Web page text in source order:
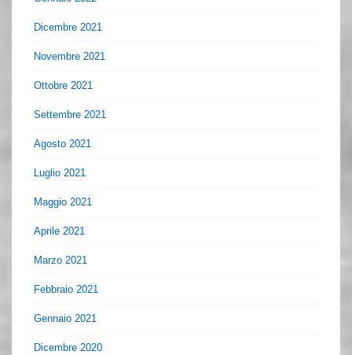
Dicembre 2021
Novembre 2021
Ottobre 2021
Settembre 2021
Agosto 2021
Luglio 2021
Maggio 2021
Aprile 2021
Marzo 2021
Febbraio 2021
Gennaio 2021
Dicembre 2020